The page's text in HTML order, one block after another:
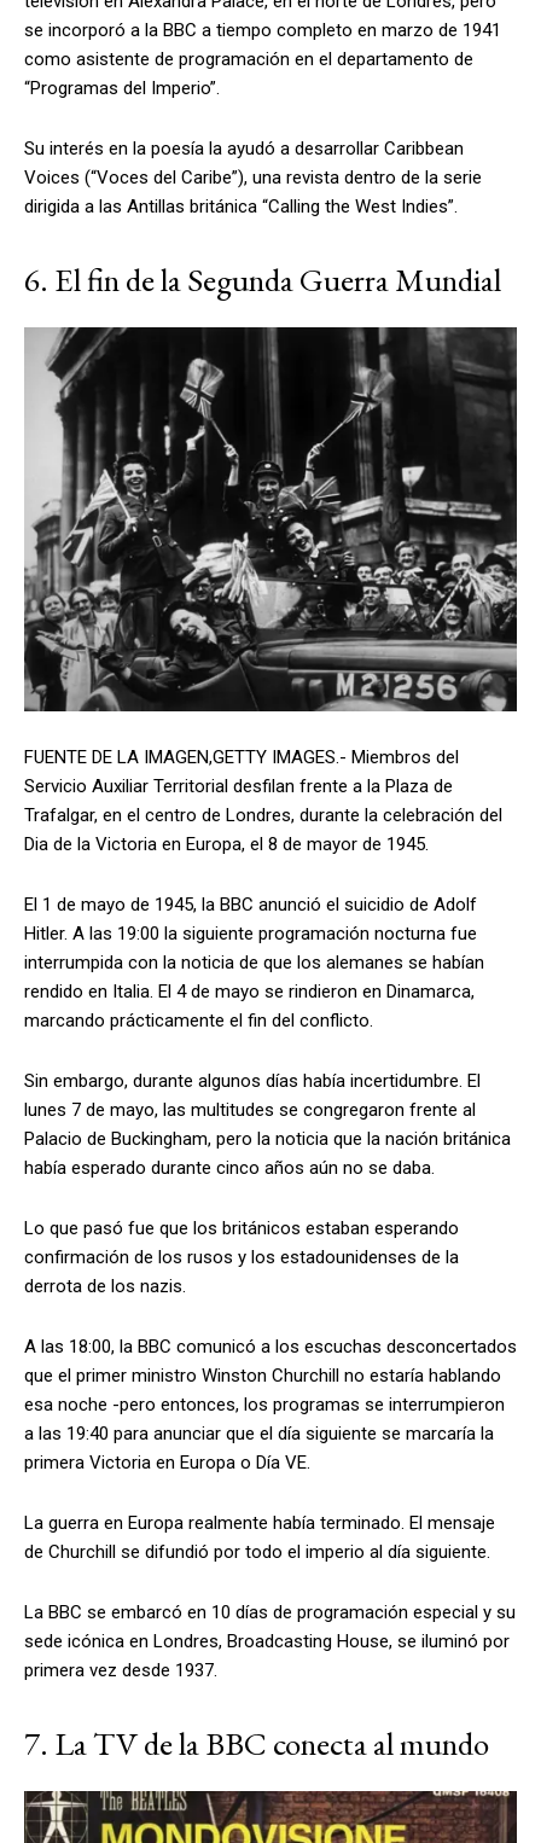
se incorporó a la BBC a tiempo completo en marzo de 1941
como asistente de programación en el departamento de
“Programas del Imperio”.
Su interés en la poesía la ayudó a desarrollar Caribbean
Voices (“Voces del Caribe”), una revista dentro de la serie
dirigida a las Antillas británica “Calling the West Indies”.
6. El fin de la Segunda Guerra Mundial
FUENTE DE LA IMAGEN,GETTY IMAGES.- Miembros del
Servicio Auxiliar Territorial desfilan frente a la Plaza de
Trafalgar, en el centro de Londres, durante la celebración del
Dia de la Victoria en Europa, el 8 de mayor de 1945.
El 1 de mayo de 1945, la BBC anunció el suicidio de Adolf
Hitler. A las 19:00 la siguiente programación nocturna fue
interrumpida con la noticia de que los alemanes se habían
rendido en Italia. El 4 de mayo se rindieron en Dinamarca,
marcando prácticamente el fin del conflicto.
Sin embargo, durante algunos días había incertidumbre. El
lunes 7 de mayo, las multitudes se congregaron frente al
Palacio de Buckingham, pero la noticia que la nación británica
había esperado durante cinco años aún no se daba.
Lo que pasó fue que los británicos estaban esperando
confirmación de los rusos y los estadounidenses de la
derrota de los nazis.
A las 18:00, la BBC comunicó a los escuchas desconcertados
que el primer ministro Winston Churchill no estaría hablando
esa noche -pero entonces, los programas se interrumpieron
a las 19:40 para anunciar que el día siguiente se marcaría la
primera Victoria en Europa o Día VE.
La guerra en Europa realmente había terminado. El mensaje
de Churchill se difundió por todo el imperio al día siguiente.
La BBC se embarcó en 10 días de programación especial y su
sede icónica en Londres, Broadcasting House, se iluminó por
primera vez desde 1937.
7. La TV de la BBC conecta al mundo